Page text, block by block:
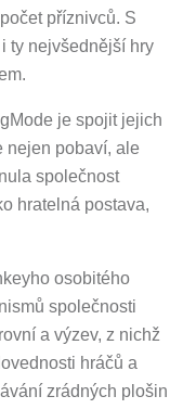
příznivců. S
ty nejvšednější hry
je spojit jejich
nejen pobaví, ale
společnost
hratelná postava,
osobitého
společnosti
a výzev, z nichž
hráčů a
zrádných plošin